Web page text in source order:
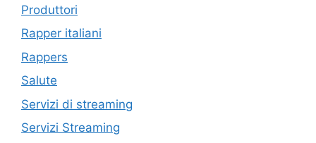
Produttori
Rapper italiani
Rappers
Salute
Servizi di streaming
Servizi Streaming